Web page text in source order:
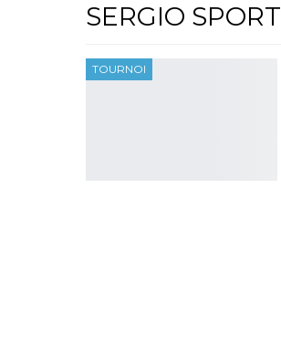
SERGIO SPORT
TOURNOI